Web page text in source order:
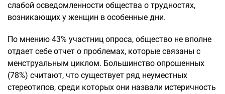
слабой осведомленности общества о трудностях,
возникающих у женщин в особенные дни.
По мнению 43% участниц опроса, общество не вполне
отдает себе отчет о проблемах, которые связаны с
менструальным циклом. Большинство опрошенных
(78%) считают, что существует ряд неуместных
стереотипов, среди которых они назвали истеричность